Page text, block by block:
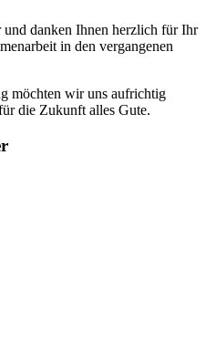
und danken Ihnen herzlich für Ihr
in den vergangenen
möchten wir uns aufrichtig
die Zukunft alles Gute.